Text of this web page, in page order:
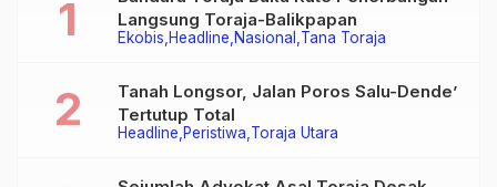
Ekobis Headline Nasional Tana Toraja
Langsung Toraja-Balikpapan
Headline Peristiwa Toraja Utara
Tanah Longsor, Jalan Poros Salu-Dende’
Tertutup Total